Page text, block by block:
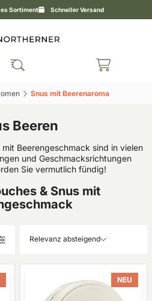
Sortiment Schneller Versand
Snus mit Beerenaroma‎
Beeren
Beerengeschmack sind in vielen
und Geschmacksrichtungen
Sie vermutlich fündig!
& Snus mit
Relevanz absteigend
NEU